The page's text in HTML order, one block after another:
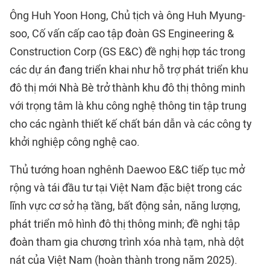
Ông Huh Yoon Hong, Chủ tịch và ông Huh Myung-
soo, Cố vấn cấp cao tập đoàn GS Engineering &
Construction Corp (GS E&C) đề nghị hợp tác trong
các dự án đang triển khai như hỗ trợ phát triển khu
đô thị mới Nhà Bè trở thành khu đô thị thông minh
với trọng tâm là khu công nghệ thông tin tập trung
cho các ngành thiết kế chất bán dẫn và các công ty
khởi nghiệp công nghệ cao.
Thủ tướng hoan nghênh Daewoo E&C tiếp tục mở
rộng và tái đầu tư tại Việt Nam đặc biệt trong các
lĩnh vực cơ sở hạ tầng, bất động sản, năng lượng,
phát triển mô hình đô thị thông minh; đề nghị tập
đoàn tham gia chương trình xóa nhà tạm, nhà dột
nát của Việt Nam (hoàn thành trong năm 2025).